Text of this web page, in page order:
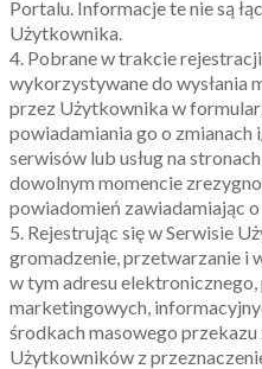
Portalu. Informacje te nie są
Użytkownika.
4. Pobrane w trakcie
wykorzystywane do wysłania
przez Użytkownika w
powiadamiania go o
serwisów lub usług na
dowolnym momencie
powiadomień zawiadamiając
5. Rejestrując się w Serwisie
gromadzenie, przetwarzanie i
w tym adresu
marketingowych,
środkach masowego
Użytkowników z